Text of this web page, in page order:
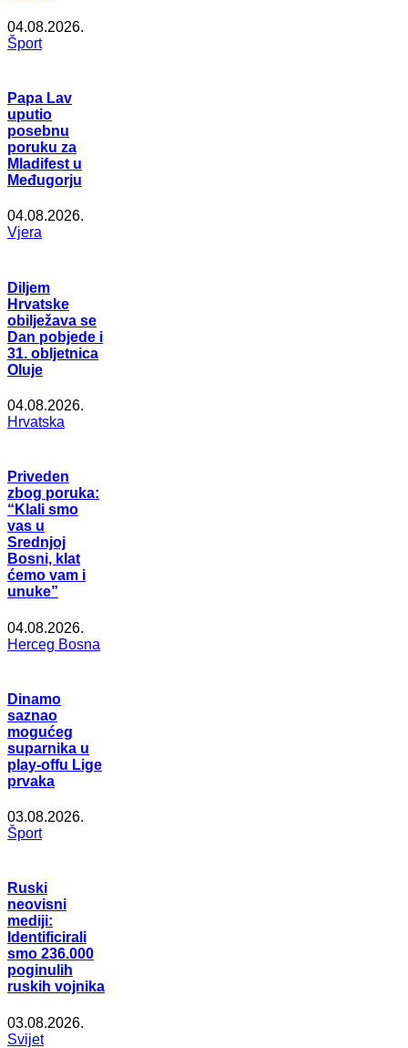
04.08.2026.
Šport
Papa Lav
uputio
posebnu
poruku za
Mladifest u
Međugorju
04.08.2026.
Vjera
Diljem
Hrvatske
obilježava se
Dan pobjede i
31. obljetnica
Oluje
04.08.2026.
Hrvatska
Priveden
zbog poruka:
“Klali smo
vas u
Srednjoj
Bosni, klat
ćemo vam i
unuke”
04.08.2026.
Herceg Bosna
Dinamo
saznao
mogućeg
suparnika u
play-offu Lige
prvaka
03.08.2026.
Šport
Ruski
neovisni
mediji:
Identificirali
smo 236.000
poginulih
ruskih vojnika
03.08.2026.
Svijet